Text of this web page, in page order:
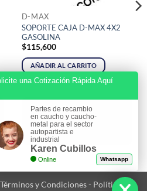
D-MAX
SOPORTE CAJA D-MAX 4X2
GASOLINA
$115,600
AÑADIR AL CARRITO
AÑADIR AL
PRESUPUESTO
Términos y Condiciones- Política de
una Cotización Rápida Aquí
Partes de recambio
en caucho y caucho-
metal para el sector
autopartista e
industrial
Karen Cubillos
Online Whatsapp